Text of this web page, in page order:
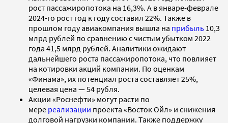
рост пассажиропотока на 16,3%. А в январе-феврале
2024-го рост год к году составил 22%. Также в
прошлом году авиакомпания вышла на прибыль 10,3
млрд рублей по сравнению с чистым убытком 2022
года 41,5 млрд рублей. Аналитики ожидают
дальнейшего роста пассажиропотока, что повлияет
на котировки акций компании. По оценкам
«Финама», их потенциал роста составляет 25%,
целевая цена — 54 рубля.
Акции «Роснефти» могут расти по
мере реализации проекта «Восток Ойл» и снижения
долговой нагрузки компании. Также поддержку